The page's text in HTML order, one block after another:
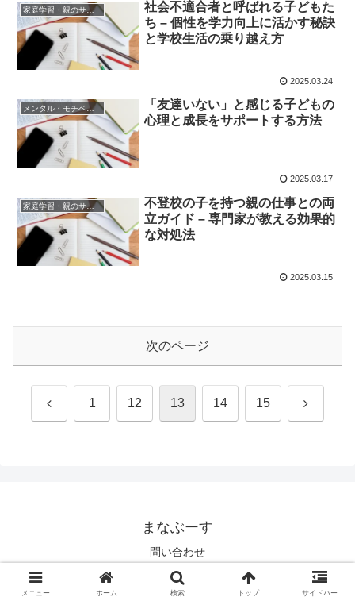
家庭学習・親のサポート
社会不適合者と呼ばれる子どもた
ち – 個性を学力向上に活かす秘訣
と学校生活の乗り越え方
2025.03.24
メンタル・モチベーション
「友達いない」と感じる子どもの
心理と成長をサポートする方法
2025.03.17
家庭学習・親のサポート
不登校の子を持つ親の仕事との両
立ガイド – 専門家が教える効果的
な対処法
2025.03.15
次のページ
前 1 12 13 14 15 次
まなぶーす
問い合わせ
© 2025 まなぶーす.
メニュー ホーム 検索 トップ サイドバー